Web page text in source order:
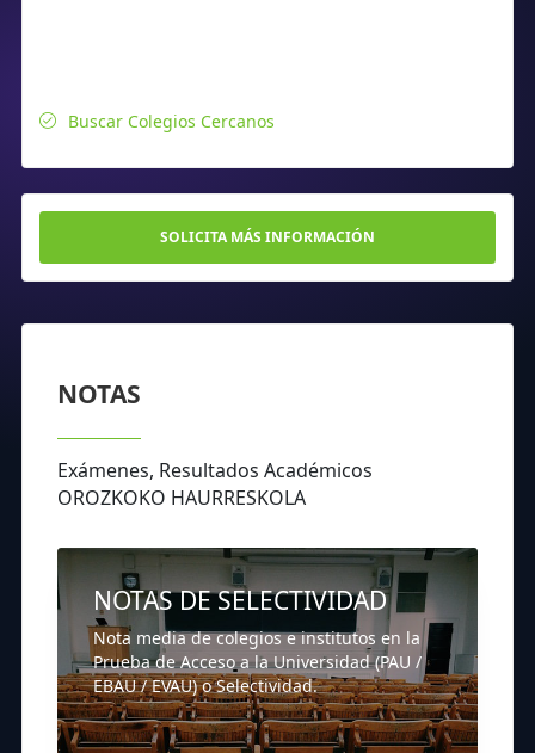
Buscar Colegios Cercanos
SOLICITA MÁS INFORMACIÓN
NOTAS
Exámenes, Resultados Académicos
OROZKOKO HAURRESKOLA
NOTAS DE SELECTIVIDAD
Nota media de colegios e institutos en la
Prueba de Acceso a la Universidad (PAU /
EBAU / EVAU) o Selectividad.